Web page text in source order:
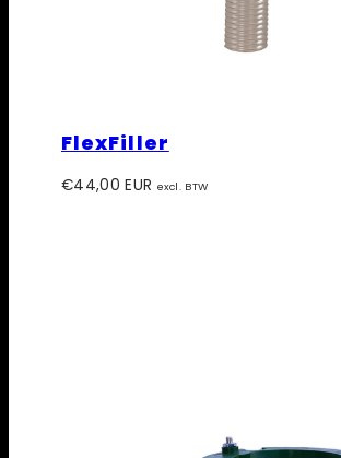
FlexFiller
Prijs
€44,00 EUR excl. BTW